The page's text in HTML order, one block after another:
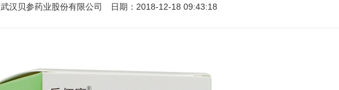
武汉贝参药业股份有限公司 日期：2018-12-18 09:43:18